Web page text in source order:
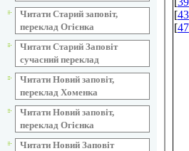
Читати Старий заповіт,
переклад Огієнка
Читати Старий Заповіт
сучасний переклад
Читати Новий заповіт,
переклад Хоменка
Читати Новий заповіт,
переклад Огієнка
Читати Новий Заповіт